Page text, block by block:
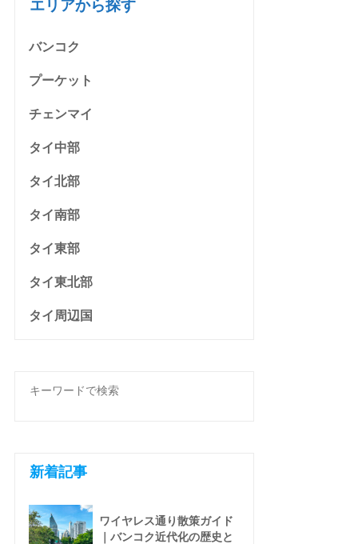
エリアから探す
バンコク
プーケット
チェンマイ
タイ中部
タイ北部
タイ南部
タイ東部
タイ東北部
タイ周辺国
新着記事
ワイヤレス通り散策ガイド
｜バンコク近代化の歴史と